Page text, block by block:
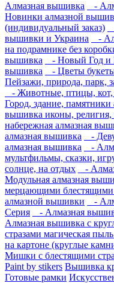
Алмазная вышивка
-
Новинки алмазной
(индивидуальный заказ)
вышивки и Украина
-
на подрамнике без
вышивка
- Новый Год и
вышивка
- Цветы
Пейзажи, природа, парк,
- Животные, птицы, кот,
Город, здание,
вышивка иконы, религия,
набережная алмазная
алмазная вышивка
-
алмазная вышивка
-
мультфильмы, сказки,
солнце, на отдых
-
Модульная алмазная
мерцающими блестящими
алмазной вышивки
-
Серия
- Алмазная
Алмазная вышивка с
стразами магическая
на картоне (круглые
Мишки с блестящими
Paint by stikers Вышивка
Готовые рамки